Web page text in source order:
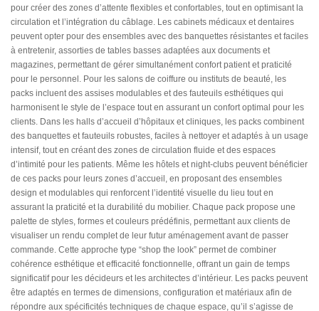
pour créer des zones d’attente flexibles et confortables, tout en optimisant la
circulation et l’intégration du câblage. Les cabinets médicaux et dentaires
peuvent opter pour des ensembles avec des banquettes résistantes et faciles
à entretenir, assorties de tables basses adaptées aux documents et
magazines, permettant de gérer simultanément confort patient et praticité
pour le personnel. Pour les salons de coiffure ou instituts de beauté, les
packs incluent des assises modulables et des fauteuils esthétiques qui
harmonisent le style de l’espace tout en assurant un confort optimal pour les
clients. Dans les halls d’accueil d’hôpitaux et cliniques, les packs combinent
des banquettes et fauteuils robustes, faciles à nettoyer et adaptés à un usage
intensif, tout en créant des zones de circulation fluide et des espaces
d’intimité pour les patients. Même les hôtels et night-clubs peuvent bénéficier
de ces packs pour leurs zones d’accueil, en proposant des ensembles
design et modulables qui renforcent l’identité visuelle du lieu tout en
assurant la praticité et la durabilité du mobilier. Chaque pack propose une
palette de styles, formes et couleurs prédéfinis, permettant aux clients de
visualiser un rendu complet de leur futur aménagement avant de passer
commande. Cette approche type “shop the look” permet de combiner
cohérence esthétique et efficacité fonctionnelle, offrant un gain de temps
significatif pour les décideurs et les architectes d’intérieur. Les packs peuvent
être adaptés en termes de dimensions, configuration et matériaux afin de
répondre aux spécificités techniques de chaque espace, qu’il s’agisse de